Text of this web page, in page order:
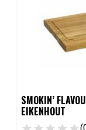
SMOKIN’
EIKENHOUT